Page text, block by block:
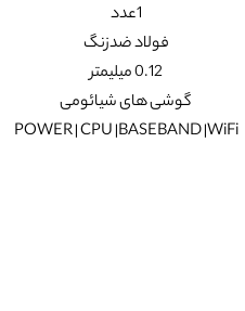
1عدد
فولاد ضدزنگ
0.12 میلیمتر
گوشی های شیائومی
POWER | CPU |BASEBAND |WiFi